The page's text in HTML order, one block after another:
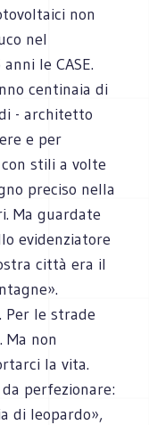
non
nel
le CASE.
centinaia di
- architetto
e per
stili a volte
preciso nella
Ma guardate
evidenziatore
città era il
le strade
Ma non
la vita.
perfezionare:
di leopardo»,